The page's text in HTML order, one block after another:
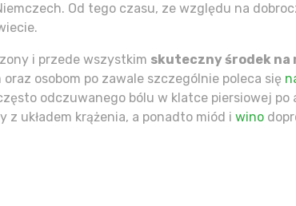
Od tego czasu, ze względu na
i przede wszystkim skuteczny środek na
osobom po zawale szczególnie poleca się
odczuwanego bólu w klatce piersiowej po
z układem krążenia, a ponadto miód i wino